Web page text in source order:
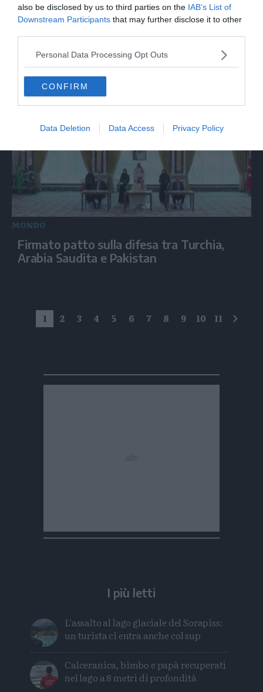
also be disclosed by us to third parties on the IAB’s List of
Downstream Participants that may further disclose it to other
Personal Data Processing Opt Outs
CONFIRM
Data Deletion Data Access Privacy Policy
ITALIA
Carburanti, la frode denunciata dei
meccanici: "Acqua in gasolio e benzina"
MONDO
Firmato patto sulla difesa tra Turchia,
Arabia Saudita e Pakistan
1 2 3 4 5 6 7 8 9 10 11
I più letti
L'assalto al lago glaciale del Sorapiss:
un turista ci entra anche col sup
Calceranica, bimbo e papà recuperati
nel lago a 8 metri di profondità